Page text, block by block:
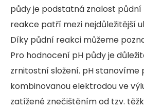
půdy je podstatná znalost půdní
reakce patří mezi nejdůležitější
Díky půdní reakci můžeme
Pro hodnocení pH půdy je
zrnitostní složení. pH stanovíme
kombinovanou elektrodou ve
zatížené znečištěním od tzv.